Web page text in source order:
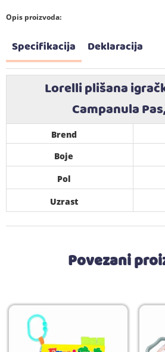
Opis proizvoda:
Specifikacija Deklaracija
Lorelli plišana
Campanula
Brend
Boje
Pol
Uzrast
Povezani